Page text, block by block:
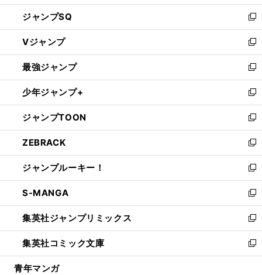
し
い
ウ
ィ
ン
ド
ウ
で
開
く
ジャンプSQ
新
し
い
ウ
ィ
ン
ド
ウ
で
開
く
Vジャンプ
新
し
い
ウ
ィ
ン
ド
ウ
で
開
く
最強ジャンプ
新
し
い
ウ
ィ
ン
ド
ウ
で
開
く
少年ジャンプ+
新
し
い
ウ
ィ
ン
ド
ウ
で
開
く
ジャンプTOON
新
し
い
ウ
ィ
ン
ド
ウ
で
開
く
ZEBRACK
新
し
い
ウ
ィ
ン
ド
ウ
で
開
ジャンプルーキー！
新
し
い
ウ
ィ
ン
ド
ウ
S-MANGA
新
し
い
ウ
ィ
ン
集英社ジャンプリミックス
新
し
い
ウ
集英社コミック文庫
新
し
青年マンガ